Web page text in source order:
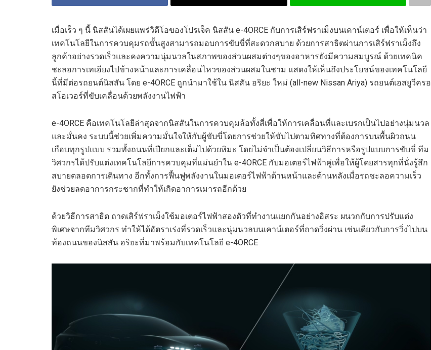
เมื่อเร็ว ๆ นี้ นิสสันได้เผยแพร่วิดีโอของโปรเจ็ค นิสสัน e-4ORCE กับการเสิร์ฟราเม็งบนเคาน์เตอร์ เพื่อให้เห็นว่า
เทคโนโลยีในการควบคุมรถขั้นสูงสามารถมอบการขับขี่ที่สะดวกสบาย ด้วยการสาธิตผ่านการเสิร์ฟราเม็งถึง
ลูกค้าอย่างรวดเร็วและคงความนุ่มนวลในสภาพของส่วนผสมต่างๆของอาหารยังมีความสมบูรณ์ ด้วยเทคนิค
ชะลอการเทเอียงไปข้างหน้าและการเคลื่อนไหวของส่วนผสมในชาม แสดงให้เห็นถึงประโยชน์ของเทคโนโลยี
นี้ที่มีต่อรถยนต์นิสสัน โดย e-4ORCE ถูกนำมาใช้ใน นิสสัน อริยะ ใหม่ (all-new Nissan Ariya) รถยนต์เอสยูวีครอ
สโอเวอร์ที่ขับเคลื่อนด้วยพลังงานไฟฟ้า
e-4ORCE คือเทคโนโลยีล่าสุดจากนิสสันในการควบคุมล้อทั้งสี่เพื่อให้การเคลื่อนที่และเบรกเป็นไปอย่างนุ่มนวล
และมั่นคง ระบบนี้ช่วยเพิ่มความมั่นใจให้กับผู้ขับขี่โดยการช่วยให้ขับไปตามทิศทางที่ต้องการบนพื้นผิวถนน
เกือบทุกรูปแบบ รวมทั้งถนนที่เปียกและเต็มไปด้วยหิมะ โดยไม่จำเป็นต้องเปลี่ยนวิธีการหรือรูปแบบการขับขี่ ทีม
วิศวกรได้ปรับแต่งเทคโนโลยีการควบคุมที่แม่นยำใน e-4ORCE กับมอเตอร์ไฟฟ้าคู่เพื่อให้ผู้โดยสารทุกที่นั่งรู้สึก
สบายตลอดการเดินทาง อีกทั้งการฟื้นฟูพลังงานในมอเตอร์ไฟฟ้าด้านหน้าและด้านหลังเมื่อรถชะลอความเร็ว
ยังช่วยลดอาการกระชากที่ทำให้เกิดอาการเมารถอีกด้วย
ด้วยวิธีการสาธิต ถาดเสิร์ฟราเม็งใช้มอเตอร์ไฟฟ้าสองตัวที่ทำงานแยกกันอย่างอิสระ ผนวกกับการปรับแต่ง
พิเศษจากทีมวิศวกร ทำให้ได้อัตราเร่งที่รวดเร็วและนุ่มนวลบนเคาน์เตอร์ที่ถาดวิ่งผ่าน เช่นเดียวกับการวิ่งไปบน
ท้องถนนของนิสสัน อริยะที่มาพร้อมกับเทคโนโลยี e-4ORCE